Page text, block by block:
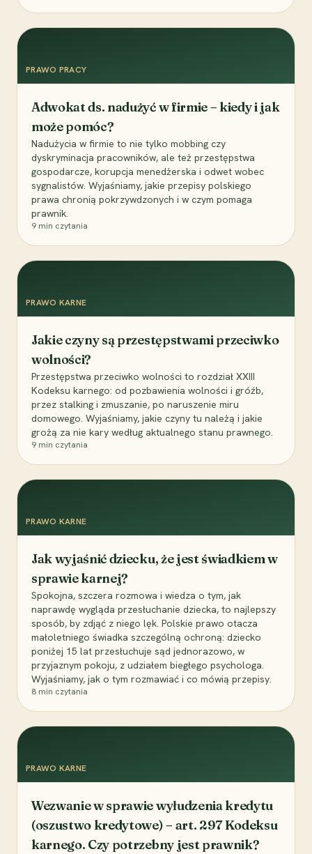
PRAWO PRACY
Adwokat ds. nadużyć w firmie – kiedy i jak
może pomóc?
Nadużycia w firmie to nie tylko mobbing czy
dyskryminacja pracowników, ale też przestępstwa
gospodarcze, korupcja menedżerska i odwet wobec
sygnalistów. Wyjaśniamy, jakie przepisy polskiego
prawa chronią pokrzywdzonych i w czym pomaga
prawnik.
9 min czytania
PRAWO KARNE
Jakie czyny są przestępstwami przeciwko
wolności?
Przestępstwa przeciwko wolności to rozdział XXIII
Kodeksu karnego: od pozbawienia wolności i gróźb,
przez stalking i zmuszanie, po naruszenie miru
domowego. Wyjaśniamy, jakie czyny tu należą i jakie
grożą za nie kary według aktualnego stanu prawnego.
9 min czytania
PRAWO KARNE
Jak wyjaśnić dziecku, że jest świadkiem w
sprawie karnej?
Spokojna, szczera rozmowa i wiedza o tym, jak
naprawdę wygląda przesłuchanie dziecka, to najlepszy
sposób, by zdjąć z niego lęk. Polskie prawo otacza
małoletniego świadka szczególną ochroną: dziecko
poniżej 15 lat przesłuchuje sąd jednorazowo, w
przyjaznym pokoju, z udziałem biegłego psychologa.
Wyjaśniamy, jak o tym rozmawiać i co mówią przepisy.
8 min czytania
PRAWO KARNE
Wezwanie w sprawie wyłudzenia kredytu
(oszustwo kredytowe) – art. 297 Kodeksu
karnego. Czy potrzebny jest prawnik?